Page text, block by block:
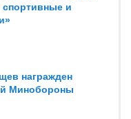
и
награжден
Минобороны